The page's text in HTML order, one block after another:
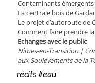
Contaminants
La centrale bois de
Le projet d’autoroute de
Comment faire prendre
Echanges avec le public
Nîmes-en-Transition |
aux Soulèvements de la
récits #eau